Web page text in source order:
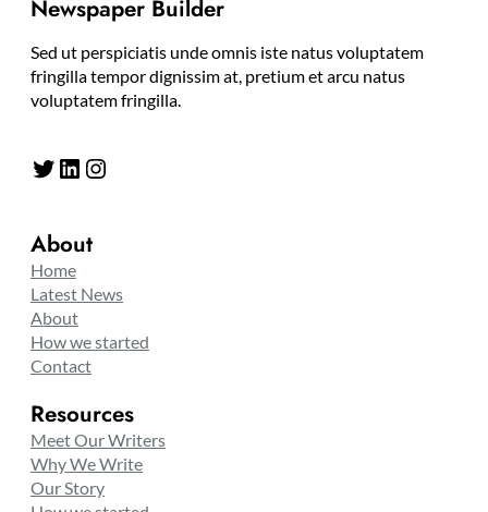
Newspaper Builder
Sed ut perspiciatis unde omnis iste natus voluptatem
fringilla tempor dignissim at, pretium et arcu natus
voluptatem fringilla.
Twitter LinkedIn Instagram
About
Home
Latest News
About
How we started
Contact
Resources
Meet Our Writers
Why We Write
Our Story